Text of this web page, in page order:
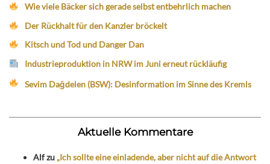
Wie viele Bäcker sich gerade selbst entbehrlich machen
Der Rückhalt für den Kanzler bröckelt
Kitsch und Tod und Danger Dan
Industrieproduktion in NRW im Juni erneut rückläufig
Sevim Dağdelen (BSW): Desinformation im Sinne des Kremls
Aktuelle Kommentare
Alfzu „Ich sollte eine einladende, aber nicht auf die Antwort